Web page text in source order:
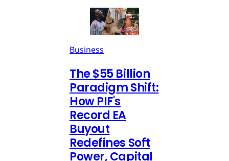
Business
The $55 Billion
Paradigm Shift:
How PIF's
Record EA
Buyout
Redefines Soft
Power, Capital